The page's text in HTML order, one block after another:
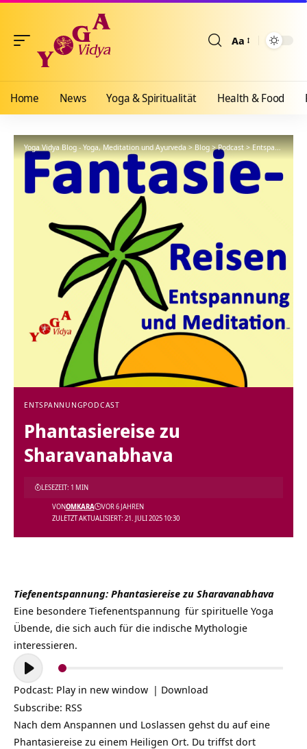
Aa
Home News Yoga & Spiritualität Health & Food
Yoga Vidya Blog - Yoga, Meditation und Ayurveda>Blog>Podcast>Entspannung
ENTSPANNUNGPODCAST
Phantasiereise zu
Sharavanabhava
ZULETZT AKTUALISIERT: 21. JULI 2025 10:30
VONOMKARA VOR 6 JAHREN
LESEZEIT: 1 MIN
Tiefenentspannung: Phantasiereise zu Sharavanabhava
Eine besondere Tiefenentspannung für spirituelle Yoga
Übende, die sich auch für die indische Mythologie
interessieren.
Audio-
Player
Podcast: Play in new window | Download
Subscribe: RSS
Nach dem Anspannen und Loslassen gehst du auf eine
Phantasiereise zu einem Heiligen Ort. Du triffst dort